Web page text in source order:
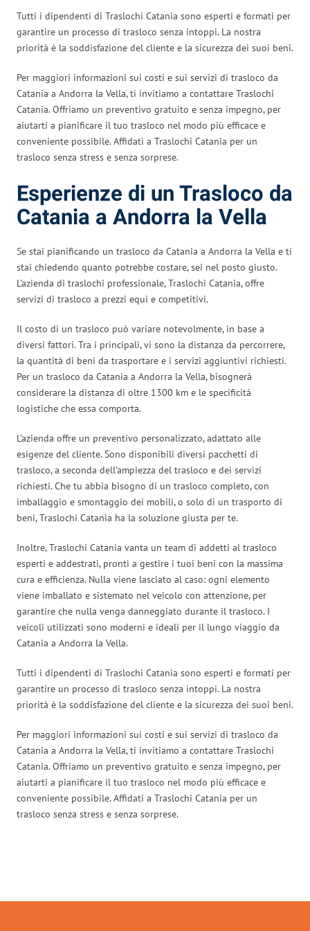
Tutti i dipendenti di Traslochi Catania sono esperti e formati per
garantire un processo di trasloco senza intoppi. La nostra
priorità è la soddisfazione del cliente e la sicurezza dei suoi beni.
Per maggiori informazioni sui costi e sui servizi di trasloco da
Catania a Andorra la Vella, ti invitiamo a contattare Traslochi
Catania. Offriamo un preventivo gratuito e senza impegno, per
aiutarti a pianificare il tuo trasloco nel modo più efficace e
conveniente possibile. Affidati a Traslochi Catania per un
trasloco senza stress e senza sorprese.
Esperienze di un Trasloco da
Catania a Andorra la Vella
Se stai pianificando un trasloco da Catania a Andorra la Vella e ti
stai chiedendo quanto potrebbe costare, sei nel posto giusto.
L’azienda di traslochi professionale, Traslochi Catania, offre
servizi di trasloco a prezzi equi e competitivi.
Il costo di un trasloco può variare notevolmente, in base a
diversi fattori. Tra i principali, vi sono la distanza da percorrere,
la quantità di beni da trasportare e i servizi aggiuntivi richiesti.
Per un trasloco da Catania a Andorra la Vella, bisognerà
considerare la distanza di oltre 1300 km e le specificità
logistiche che essa comporta.
L’azienda offre un preventivo personalizzato, adattato alle
esigenze del cliente. Sono disponibili diversi pacchetti di
trasloco, a seconda dell’ampiezza del trasloco e dei servizi
richiesti. Che tu abbia bisogno di un trasloco completo, con
imballaggio e smontaggio dei mobili, o solo di un trasporto di
beni, Traslochi Catania ha la soluzione giusta per te.
Inoltre, Traslochi Catania vanta un team di addetti al trasloco
esperti e addestrati, pronti a gestire i tuoi beni con la massima
cura e efficienza. Nulla viene lasciato al caso: ogni elemento
viene imballato e sistemato nel veicolo con attenzione, per
garantire che nulla venga danneggiato durante il trasloco. I
veicoli utilizzati sono moderni e ideali per il lungo viaggio da
Catania a Andorra la Vella.
Tutti i dipendenti di Traslochi Catania sono esperti e formati per
garantire un processo di trasloco senza intoppi. La nostra
priorità è la soddisfazione del cliente e la sicurezza dei suoi beni.
Per maggiori informazioni sui costi e sui servizi di trasloco da
Catania a Andorra la Vella, ti invitiamo a contattare Traslochi
Catania. Offriamo un preventivo gratuito e senza impegno, per
aiutarti a pianificare il tuo trasloco nel modo più efficace e
conveniente possibile. Affidati a Traslochi Catania per un
trasloco senza stress e senza sorprese.